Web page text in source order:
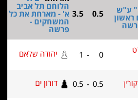
הלוחם תל אביב
א' - מארחת את כל
המשחקים -
פרשה
יהודה שלאם
דורון ים